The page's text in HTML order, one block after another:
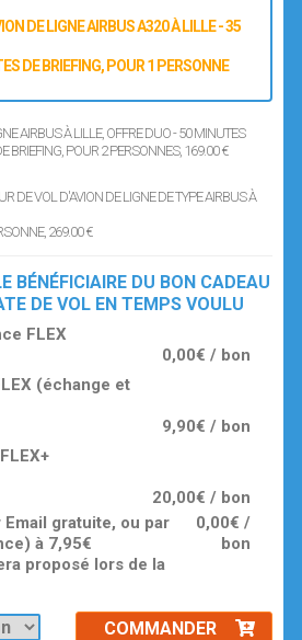
DE LIGNE AIRBUS A320 À LILLE - 35
DE BRIEFING, POUR 1 PERSONNE
AIRBUS À LILLE, OFFRE DUO - 50 MINUTES
BRIEFING, POUR 2 PERSONNES, 169.00 €
DE VOL D'AVION DE LIGNE DE TYPE AIRBUS À
, 269.00 €
BÉNÉFICIAIRE DU BON CADEAU
DE VOL EN TEMPS VOULU
FLEX
0,00€ / bon
(échange et
9,90€ / bon
20,00€ / bon
Email gratuite, ou par
à 7,95€
proposé lors de la
0,00€ /
bon
COMMANDER